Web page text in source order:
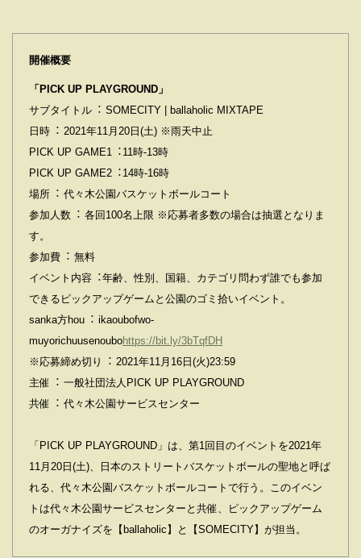
開催概要
「PICK UP PLAYGROUND」
サブタイトル︓ SOMECITY | ballaholic MIXTAPE
⽇時︓ 2021年11⽉20⽇(⼟) ※⾬天中⽌
PICK UP GAME1︓11時-13時
PICK UP GAME2︓14時-16時
場所︓ 代々⽊公園バスケットボールコート
参加⼈数︓ 各回100名上限 ※応募者多数の場合は抽選となりま
す。
参加費︓ 無料
イベント内容︓年齢、性別、国籍、カテゴリ問わず誰でも参加
できるピックアップゲームと公園のゴミ拾いイベント。
sanka⽅hou︓ ikaoubofwo-
muyorichuusenoubohttps://bit.ly/3bTqfDH
※応募締め切り︓ 2021年11⽉16⽇(⽕)23:59
主催︓ ⼀般社団法⼈PICK UP PLAYGROUND
共催︓ 代々⽊公園サービスセンター
「PICK UP PLAYGROUND」は、第1回⽬のイベントを2021年
11⽉20⽇(⼟)、⽇本のストリートバスケットボールの聖地と呼ば
れる、代々⽊公園バスケットボールコートで⾏う。このイベン
トは代々⽊公園サービスセンターと共催、ピックアップゲーム
のオーガナイズを【ballaholic】と【SOMECITY】が担当。